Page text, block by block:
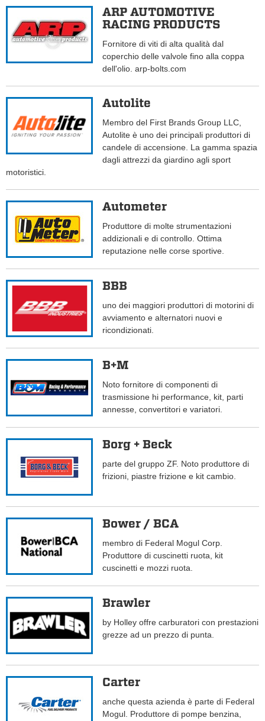
ARP AUTOMOTIVE
RACING PRODUCTS
Fornitore di viti di alta qualità dal
coperchio delle valvole fino alla coppa
dell'olio. arp-bolts.com
Autolite
Membro del First Brands Group LLC,
Autolite è uno dei principali produttori di
candele di accensione. La gamma spazia
dagli attrezzi da giardino agli sport
motoristici.
Autometer
Produttore di molte strumentazioni
addizionali e di controllo. Ottima
reputazione nelle corse sportive.
BBB
uno dei maggiori produttori di motorini di
avviamento e alternatori nuovi e
ricondizionati.
B+M
Noto fornitore di componenti di
trasmissione hi performance, kit, parti
annesse, convertitori e variatori.
Borg + Beck
parte del gruppo ZF. Noto produttore di
frizioni, piastre frizione e kit cambio.
Bower / BCA
membro di Federal Mogul Corp.
Produttore di cuscinetti ruota, kit
cuscinetti e mozzi ruota.
Brawler
by Holley offre carburatori con prestazioni
grezze ad un prezzo di punta.
Carter
anche questa azienda è parte di Federal
Mogul. Produttore di pompe benzina,